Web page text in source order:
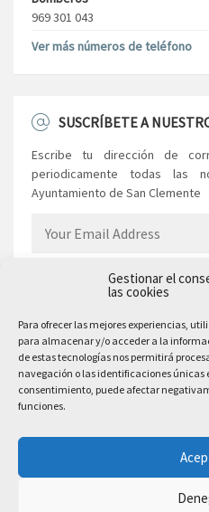
Gestionar el
las cookies
Para ofrecer las mejores experiencias,
para almacenar y/o acceder a la
de estas tecnologías nos permitirá
navegación o las identificaciones únicas
consentimiento, puede afectar
funciones.
969 301 043
Ver más números de teléfono
SUSCRÍBETE A
Escribe tu dirección de
periodicamente todas las
Ayuntamiento de San Clemente
EL AYUNTAMIENTO
Plaza Mayor, 10
San Clemente, 16600, Cuenca
Teléfono: 969 300 003
Email Comunicación y Publicidad:
comunicacion@sanclemente.es